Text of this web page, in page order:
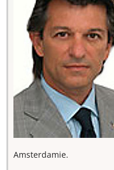
Amsterdamie.